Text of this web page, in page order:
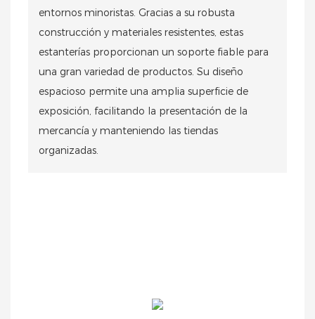
entornos minoristas. Gracias a su robusta
construcción y materiales resistentes, estas
estanterías proporcionan un soporte fiable para
una gran variedad de productos. Su diseño
espacioso permite una amplia superficie de
exposición, facilitando la presentación de la
mercancía y manteniendo las tiendas
organizadas.